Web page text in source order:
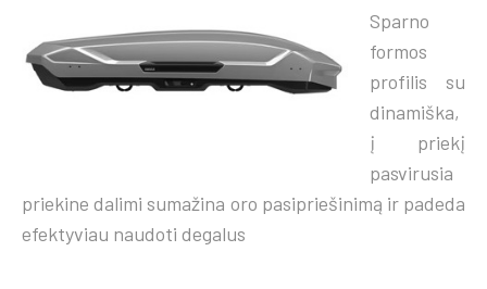
Sparno
formos
profilis su
dinamiška,
į priekį
pasvirusia
priekine dalimi sumažina oro pasipriešinimą ir padeda
efektyviau naudoti degalus